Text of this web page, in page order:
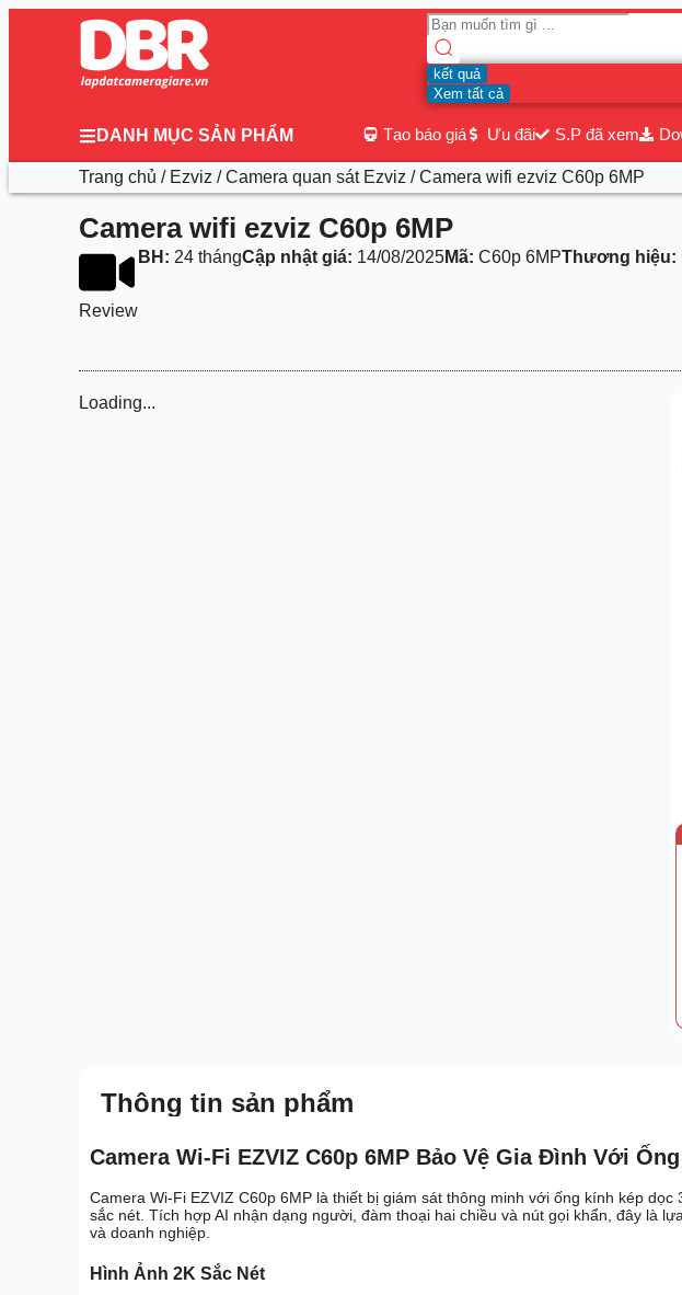
kết quả
Xem tất cả
DANH MỤC SẢN PHẨM Tạo báo giá Ưu đãi S.P đã xem
Trang chủ / Ezviz /Camera quan sát Ezviz / Camera wifi ezviz C60p 6MP
Camera wifi ezviz C60p 6MP
Review
BH: 24 thángCập nhật giá: 14/08/2025Mã: C60p 6MPThương hiệu:
Loading...
Thông tin sản phẩm
Camera Wi-Fi EZVIZ C60p 6MP Bảo Vệ Gia Đình Với
Camera Wi-Fi EZVIZ C60p 6MP là thiết bị giám sát thông minh với ống kính kép dọc
sắc nét. Tích hợp AI nhận dạng người, đàm thoại hai chiều và nút gọi khẩn, đây là
và doanh nghiệp.
Hình Ảnh 2K Sắc Nét